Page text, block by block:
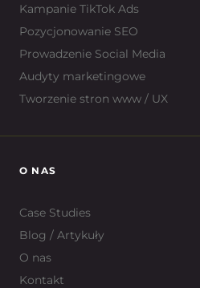
Kampanie TikTok Ads
Pozycjonowanie SEO
Prowadzenie Social Media
Audyty marketingowe
Tworzenie stron www / UX
O NAS
Case Studies
Blog / Artykuły
O nas
Kontakt